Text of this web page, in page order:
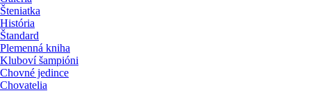
Šteniatka
História
Štandard
Plemenná kniha
Kluboví šampióni
Chovné jedince
Chovatelia